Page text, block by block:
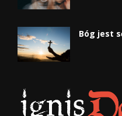
Bóg jest